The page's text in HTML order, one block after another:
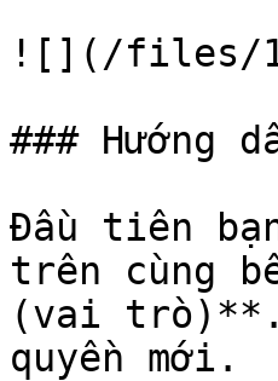
![](/files/
### Hướng
Đầu tiên
trên cùng
(vai trò)**.
quyền mới.